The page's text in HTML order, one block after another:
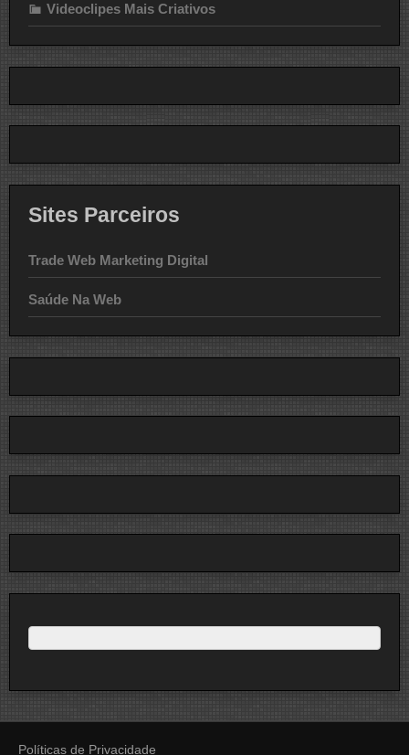
Videoclipes Mais Criativos
Sites Parceiros
Trade Web Marketing Digital
Saúde Na Web
Políticas de Privacidade